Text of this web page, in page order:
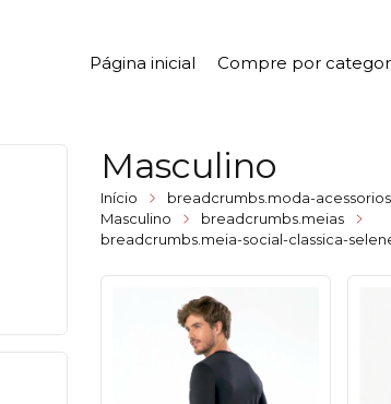
Página inicial Compre por
Masculino
Início
breadcrumbs.moda-acessorios
Masculino
breadcrumbs.meias
breadcrumbs.meia-social-classica-